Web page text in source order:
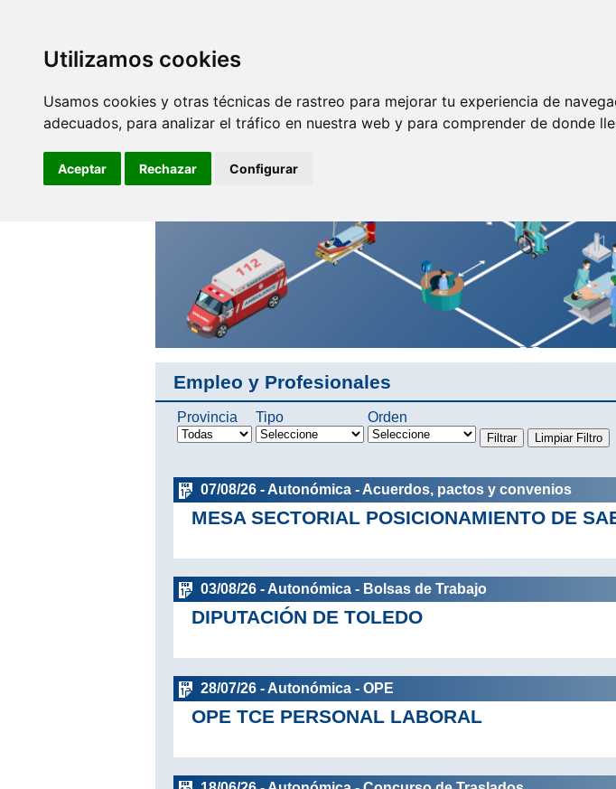
Utilizamos cookies
Usamos cookies y otras técnicas de rastreo para mejorar tu experiencia de
adecuados, para analizar el tráfico en nuestra web y para comprender de donde
Aceptar Rechazar Configurar
informamos
Empleo y Profesionales
Provincia Tipo Orden
07/08/26 - Autonómica - Acuerdos, pactos y convenios
MESA SECTORIAL POSICIONAMIENTO DE
03/08/26 - Autonómica - Bolsas de Trabajo
DIPUTACIÓN DE TOLEDO
28/07/26 - Autonómica - OPE
OPE TCE PERSONAL LABORAL